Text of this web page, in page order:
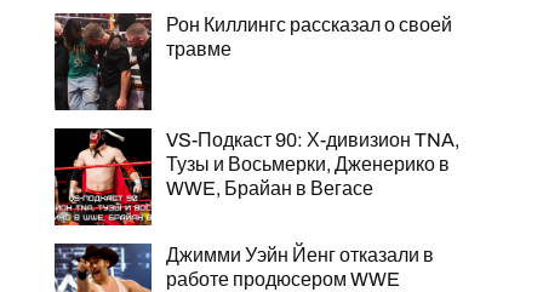
Рон Киллингс рассказал о своей
травме
VS-Подкаст 90: Х-дивизион TNA,
Тузы и Восьмерки, Дженерико в
WWE, Брайан в Вегасе
Джимми Уэйн Йенг отказали в
работе продюсером WWE